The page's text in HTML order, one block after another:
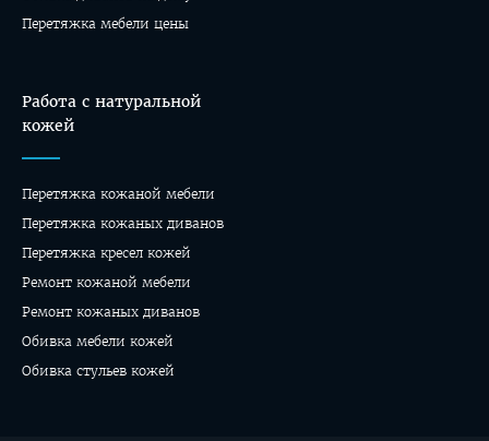
Перетяжка мебели цены
Работа с натуральной
кожей
Перетяжка кожаной мебели
Перетяжка кожаных диванов
Перетяжка кресел кожей
Ремонт кожаной мебели
Ремонт кожаных диванов
Обивка мебели кожей
Обивка стульев кожей